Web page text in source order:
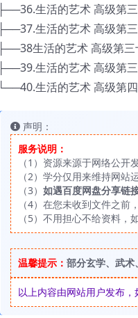
├──36.生活的艺术 高级第
├──37.生活的艺术 高级第
├──38生活的艺术 高级第
├──39.生活的艺术 高级第
└──40.生活的艺术 高级第
声明：
服务说明：
（1）资源来源于网络公开
（2）学分仅用来维持网
（3） 如遇百度网盘分享链
（4）在您未收到文件之
（5）不用担心不给资料
温馨提示： 部分玄学、武术
以上内容由网站用户发布